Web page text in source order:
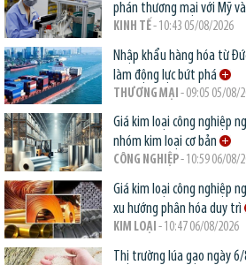
phán thương mại với Mỹ và
KINH TẾ- 10:43 05/08/2026
Nhập khẩu hàng hóa từ
làm động lực bứt phá
THƯƠNG MẠI - 09:05 05/08/
Giá kim loại công nghiệp
nhóm kim loại cơ bản
CÔNG NGHIỆP- 10:59 06/08/
Giá kim loại công nghiệp
xu hướng phân hóa duy trì
KIM LOẠI - 10:47 06/08/2026
Thị trường lúa gạo ngày